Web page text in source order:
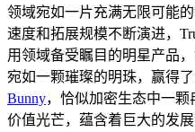
领域宛如一片充满无限可能
速度和拓展规模不断演进，
用领域备受瞩目的明星产品
宛如一颗璀璨的明珠，赢得
Bunny，恰似加密生态中一
价值光芒，蕴含着巨大的发